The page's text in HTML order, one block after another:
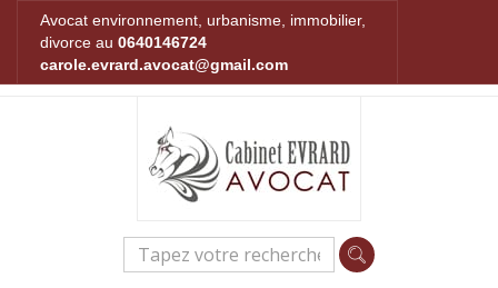
Avocat environnement, urbanisme, immobilier,
divorce au 0640146724
carole.evrard.avocat@gmail.com